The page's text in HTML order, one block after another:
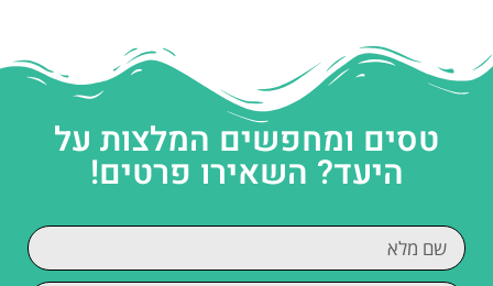
טסים ומחפשים המלצות על
היעד? השאירו פרטים!